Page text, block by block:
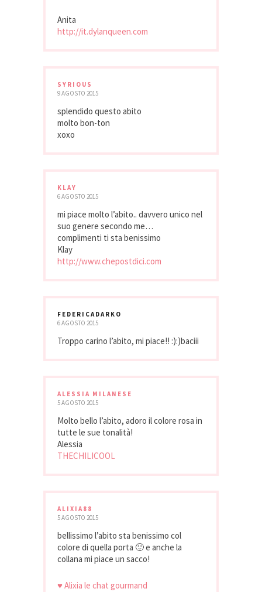
Anita
http://it.dylanqueen.com
SYRIOUS
9 AGOSTO 2015
splendido questo abito
molto bon-ton
xoxo
KLAY
6 AGOSTO 2015
mi piace molto l’abito.. davvero unico nel
suo genere secondo me…
complimenti ti sta benissimo
Klay
http://www.chepostdici.com
FEDERICADARKO
6 AGOSTO 2015
Troppo carino l’abito, mi piace!! :):)baciii
ALESSIA MILANESE
5 AGOSTO 2015
Molto bello l’abito, adoro il colore rosa in
tutte le sue tonalità!
Alessia
THECHILICOOL
ALIXIA88
5 AGOSTO 2015
bellissimo l’abito sta benissimo col
colore di quella porta 🙂 e anche la
collana mi piace un sacco!
♥ Alixia le chat gourmand